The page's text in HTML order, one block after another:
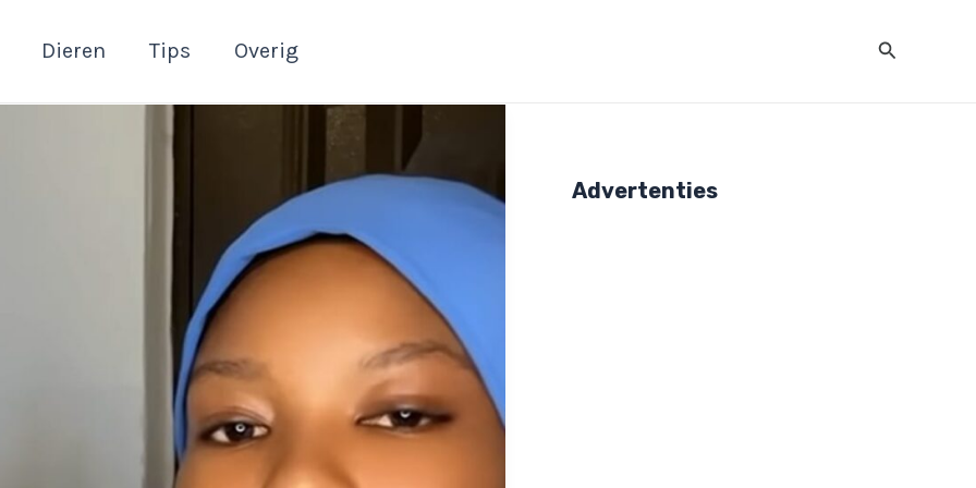
Dieren Tips Overig Zoeken
Advertenties